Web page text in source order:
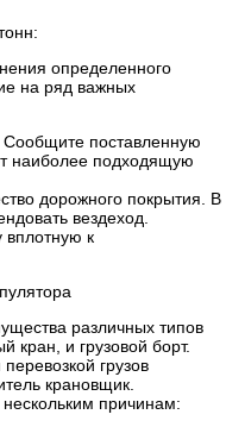
определенного
на ряд важных
поставленную
наиболее подходящую
дорожного покрытия. В
вездеход.
вплотную к
различных типов
кран, и грузовой борт.
грузов
крановщик.
причинам: